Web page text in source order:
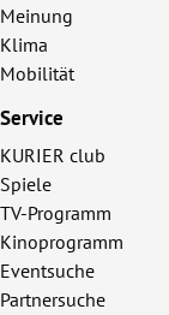
Meinung
Klima
Mobilität
Service
KURIER club
Spiele
TV-Programm
Kinoprogramm
Eventsuche
Partnersuche